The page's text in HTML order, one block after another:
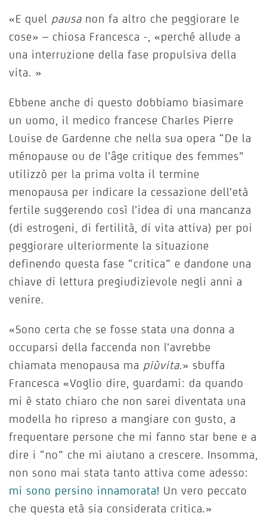
«E quel pausa non fa altro che peggiorare le
cose» – chiosa Francesca -, «perché allude a
una interruzione della fase propulsiva della
vita. »
Ebbene anche di questo dobbiamo biasimare
un uomo, il medico francese Charles Pierre
Louise de Gardenne che nella sua opera “De la
ménopause ou de l’âge critique des femmes”
utilizzò per la prima volta il termine
menopausa per indicare la cessazione dell’età
fertile suggerendo così l’idea di una mancanza
(di estrogeni, di fertilità, di vita attiva) per poi
peggiorare ulteriormente la situazione
definendo questa fase “critica” e dandone una
chiave di lettura pregiudizievole negli anni a
venire.
«Sono certa che se fosse stata una donna a
occuparsi della faccenda non l’avrebbe
chiamata menopausa ma piùvita.» sbuffa
Francesca «Voglio dire, guardami: da quando
mi è stato chiaro che non sarei diventata una
modella ho ripreso a mangiare con gusto, a
frequentare persone che mi fanno star bene e a
dire i “no” che mi aiutano a crescere. Insomma,
non sono mai stata tanto attiva come adesso:
mi sono persino innamorata! Un vero peccato
che questa età sia considerata critica.»